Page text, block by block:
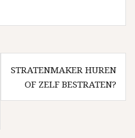
STRATENMAKER HUREN
OF ZELF BESTRATEN?